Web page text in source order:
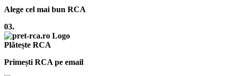
Alege cel mai bun RCA
03.
Plătește RCA
Primești RCA pe email